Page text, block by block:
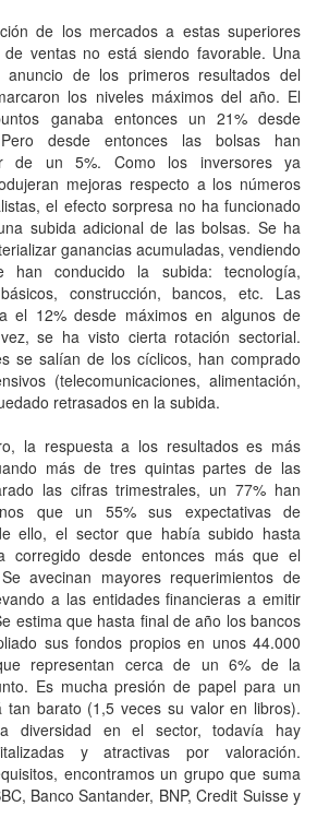
de los mercados a estas superiores
ventas no está siendo favorable. Una
anuncio de los primeros resultados del
los niveles máximos del año. El
ganaba entonces un 21% desde
desde entonces las bolsas han
de un 5%. Como los inversores ya
mejoras respecto a los números
el efecto sorpresa no ha funcionado
subida adicional de las bolsas. Se ha
ganancias acumuladas, vendiendo
han conducido la subida: tecnología,
construcción, bancos, etc. Las
el 12% desde máximos en algunos de
se ha visto cierta rotación sectorial.
se salían de los cíclicos, han comprado
(telecomunicaciones, alimentación,
retrasados en la subida.
la respuesta a los resultados es más
más de tres quintas partes de las
las cifras trimestrales, un 77% han
que un 55% sus expectativas de
ello, el sector que había subido hasta
corregido desde entonces más que el
avecinan mayores requerimientos de
a las entidades financieras a emitir
estima que hasta final de año los bancos
sus fondos propios en unos 44.000
representan cerca de un 6% de la
Es mucha presión de papel para un
barato (1,5 veces su valor en libros).
diversidad en el sector, todavía hay
y atractivas por valoración.
encontramos un grupo que suma
Banco Santander, BNP, Credit Suisse y